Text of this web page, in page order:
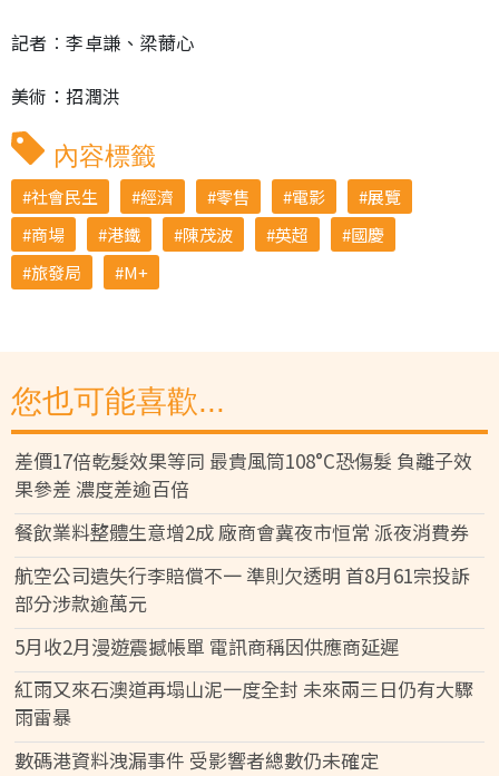
記者︰李卓謙、梁薾心
美術：招潤洪
內容標籤
社會民生 經濟 零售 電影
展覽
商場
港鐵 陳茂波 英超
國慶
旅發局
M+
您也可能喜歡...
差價17倍乾髮效果等同 最貴風筒108°C恐傷髮 負離子效
果參差 濃度差逾百倍
餐飲業料整體生意增2成 廠商會冀夜市恒常 派夜消費券
航空公司遺失行李賠償不一 準則欠透明 首8月61宗投訴
部分涉款逾萬元
5月收2月漫遊震撼帳單 電訊商稱因供應商延遲
紅雨又來石澳道再塌山泥一度全封 未來兩三日仍有大驟
雨雷暴
數碼港資料洩漏事件 受影響者總數仍未確定